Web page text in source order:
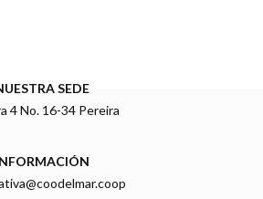
SEDE
4 No. 16-34 Pereira